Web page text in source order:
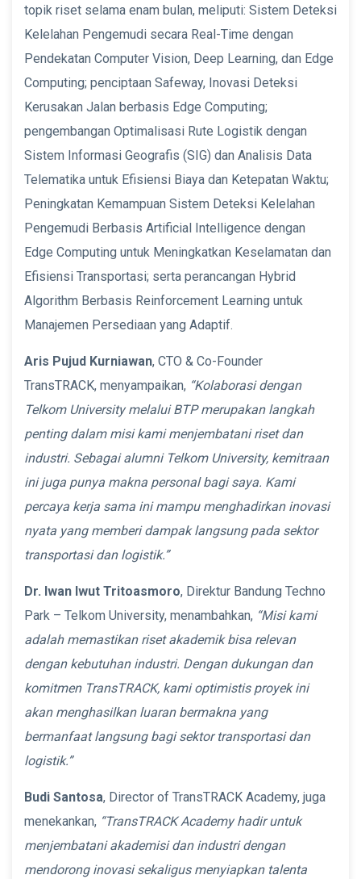
topik riset selama enam bulan, meliputi: Sistem Deteksi
Kelelahan Pengemudi secara Real-Time dengan
Pendekatan Computer Vision, Deep Learning, dan Edge
Computing; penciptaan Safeway, Inovasi Deteksi
Kerusakan Jalan berbasis Edge Computing;
pengembangan Optimalisasi Rute Logistik dengan
Sistem Informasi Geografis (SIG) dan Analisis Data
Telematika untuk Efisiensi Biaya dan Ketepatan Waktu;
Peningkatan Kemampuan Sistem Deteksi Kelelahan
Pengemudi Berbasis Artificial Intelligence dengan
Edge Computing untuk Meningkatkan Keselamatan dan
Efisiensi Transportasi; serta perancangan Hybrid
Algorithm Berbasis Reinforcement Learning untuk
Manajemen Persediaan yang Adaptif.
Aris Pujud Kurniawan, CTO & Co-Founder
TransTRACK, menyampaikan, “Kolaborasi dengan
Telkom University melalui BTP merupakan langkah
penting dalam misi kami menjembatani riset dan
industri. Sebagai alumni Telkom University, kemitraan
ini juga punya makna personal bagi saya. Kami
percaya kerja sama ini mampu menghadirkan inovasi
nyata yang memberi dampak langsung pada sektor
transportasi dan logistik.”
Dr. Iwan Iwut Tritoasmoro, Direktur Bandung Techno
Park – Telkom University, menambahkan, “Misi kami
adalah memastikan riset akademik bisa relevan
dengan kebutuhan industri. Dengan dukungan dan
komitmen TransTRACK, kami optimistis proyek ini
akan menghasilkan luaran bermakna yang
bermanfaat langsung bagi sektor transportasi dan
logistik.”
Budi Santosa, Director of TransTRACK Academy, juga
menekankan, “TransTRACK Academy hadir untuk
menjembatani akademisi dan industri dengan
mendorong inovasi sekaligus menyiapkan talenta